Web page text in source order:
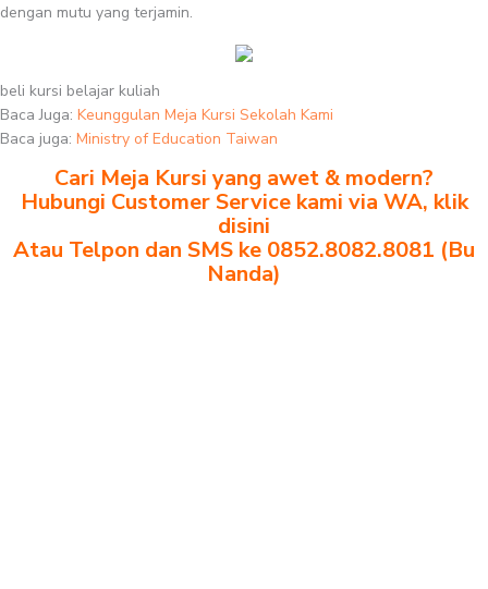
dengan mutu yang terjamin.
beli kursi belajar kuliah
Baca Juga: Keunggulan Meja Kursi Sekolah Kami
Baca juga: Ministry of Education Taiwan
Cari Meja Kursi yang awet & modern?
Hubungi Customer Service kami via WA, klik
disini
Atau Telpon dan SMS ke 0852.8082.8081 (Bu
Nanda)